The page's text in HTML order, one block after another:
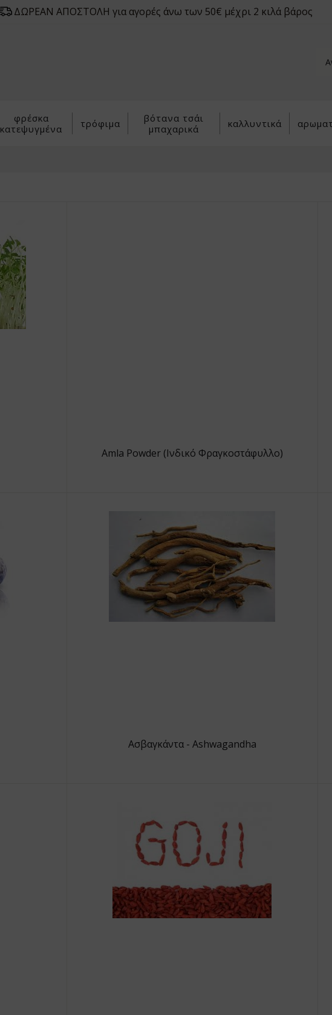
ΔΩΡΕΑΝ ΑΠΟΣΤΟΛΗ για αγορές άνω των 50€ μέχρι 2 κιλά βάρος
φρέσκα
κατεψυγμένα
τρόφιμα
βότανα τσάι
μπαχαρικά
καλλυντικά
Amla Powder (Ινδικό Φραγκοστάφυλλο)
Ασβαγκάντα - Ashwagandha